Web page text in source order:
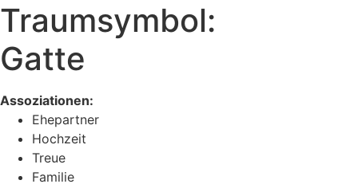
Traumsymbol:
Gatte
Assoziationen:
Ehepartner
Hochzeit
Treue
Familie